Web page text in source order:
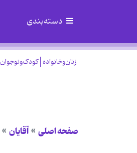
دسته‌بندی
زنان‌وخانواده کودک‌ونوجوان
صفحه اصلی آقایان